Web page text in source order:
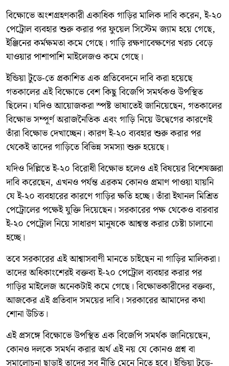
বিক্ষোভে অংশগ্রহণকারী একাধিক গাড়ির মালিক দাবি করেন, ই-২০
পেট্রোল ব্যবহার শুরু করার পর ফুয়েল সিস্টেম জ্যাম হয়ে গেছে,
ইঞ্জিনের কর্মক্ষমতা কমে গেছে। গাড়ি রক্ষণাবেক্ষণের খরচ বেড়ে
যাওয়ার পাশাপাশি মাইলেজও কমে গেছে।
ইন্ডিয়া টুডে-তে প্রকাশিত এক প্রতিবেদনে দাবি করা হয়েছে
গতকালের এই বিক্ষোভে বেশ কিছু বিজেপি সমর্থকও উপস্থিত
ছিলেন। যদিও আয়োজকরা স্পষ্ট ভাষাতেই জানিয়েছেন, গতকালের
বিক্ষোভ সম্পূর্ণ অরাজনৈতিক এবং গাড়ি নিয়ে উদ্বেগের কারণেই
তাঁরা বিক্ষোভ দেখাচ্ছেন। কারণ ই-২০ ব্যবহার শুরু করার পর
থেকেই তাদের গাড়িতে বিভিন্ন সমস্যা শুরু হয়েছে।
যদিও দিল্লিতে ই-২০ বিরোধী বিক্ষোভ হলেও এই বিষয়ের বিশেষজ্ঞরা
দাবি করেছেন, এখনও পর্যন্ত এরকম কোনও প্রমাণ পাওয়া যায়নি
যে ই-২০ ব্যবহারের কারণে গাড়ির ক্ষতি হচ্ছে। তাঁরা ইথানল মিশ্রিত
পেট্রোলের পক্ষেই যুক্তি দিয়েছেন। সরকারের পক্ষ থেকেও বারবার
ই-২০ পেট্রোল নিয়ে সাধারণ মানুষকে আশ্বস্ত করার চেষ্টা চালানো
হচ্ছে।
তবে সরকারের এই আশ্বাসবাণী মানতে চাইছেন না গাড়ির মালিকরা।
তাদের অধিকাংশেরই বক্তব্য ই-২০ পেট্রোল ব্যবহার করার পর
গাড়ির মাইলেজ অনেকটাই কমে গেছে। বিক্ষোভকারীদের বক্তব্য,
আজকের এই প্রতিবাদ সময়ের দাবি। সরকারের আমাদের কথা
শোনা উচিত।
এই প্রসঙ্গে বিক্ষোভে উপস্থিত এক বিজেপি সমর্থক জানিয়েছেন,
কোনও দলকে সমর্থন করার অর্থ এই নয় যে কোনও প্রশ্ন বা
সমালোচনা ছাড়াই তাদের সব নীতি মেনে নিতে হবে। ইন্ডিয়া টুডে-